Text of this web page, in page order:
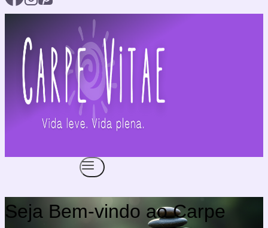
Seja Bem-vindo ao Carpe